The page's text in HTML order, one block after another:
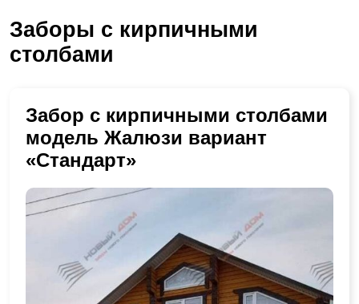
зеленый с кирпичными столбами
Заборы с кирпичными
столбами
Забор с кирпичными столбами
модель Жалюзи вариант
«Стандарт»